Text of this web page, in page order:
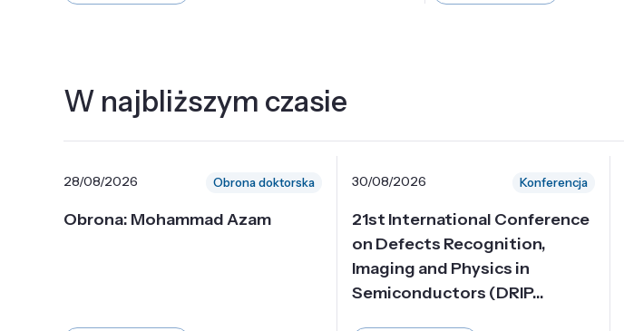
W najbliższym czasie
28/08/2026 Obrona doktorska
Obrona: Mohammad Azam
30/08/2026 Konferencja
21st International Conference
on Defects Recognition,
Imaging and Physics in
Semiconductors (DRIP...